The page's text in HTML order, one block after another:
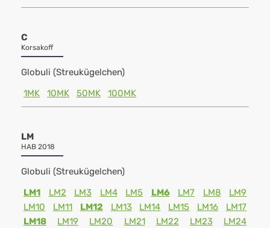
C
Korsakoff
Globuli (Streukügelchen)
1MK
10MK 50MK 100MK
LM
HAB 2018
Globuli (Streukügelchen)
LM1
LM2 LM3 LM4 LM5 LM6 LM7 LM8
LM9
LM10
LM11 LM12 LM13 LM14 LM15 LM16
LM17
LM18
LM19 LM20 LM21 LM22 LM23 LM24